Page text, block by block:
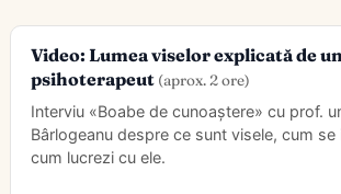
Video: Lumea viselor explicată de un
psihoterapeut (aprox. 2 ore)
Interviu «Boabe de cunoaștere» cu prof.
Bârlogeanu despre ce sunt visele, cum
cum lucrezi cu ele.